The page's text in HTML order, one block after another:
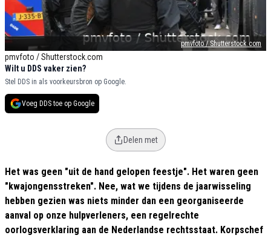
pmvfoto / Shutterstock.com
pmvfoto / Shutterstock.com
Wilt u DDS vaker zien?
Stel DDS in als voorkeursbron op Google.
Voeg DDS toe op Google
Delen met
Het was geen "uit de hand gelopen feestje". Het waren geen
"kwajongensstreken". Nee, wat we tijdens de jaarwisseling
hebben gezien was niets minder dan een georganiseerde
aanval op onze hulpverleners, een regelrechte
oorlogsverklaring aan de Nederlandse rechtsstaat. Korpschef